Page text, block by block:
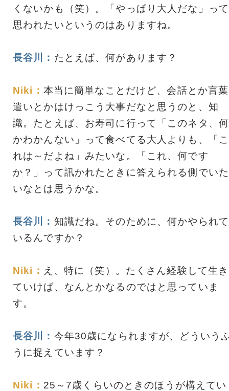
くないかも（笑）。「やっぱり大人だな」って
思われたいというのはありますね。
長谷川： たとえば、何があります？
Niki： 本当に簡単なことだけど、会話とか言葉
遣いとかはけっこう大事だなと思うのと、知
識。たとえば、お寿司に行って「このネタ、何
かわかんない」って食べてる大人よりも、「こ
れは～だよね」みたいな。「これ、何です
か？」って訊かれたときに答えられる側でいた
いなとは思うかな。
長谷川： 知識だね。そのために、何かやられて
いるんですか？
Niki： え、特に（笑）。たくさん経験して生き
ていけば、なんとかなるのではと思っていま
す。
長谷川： 今年30歳になられますが、どういう
うに捉えています？
Niki： 25～7歳くらいのときのほうが構えてい